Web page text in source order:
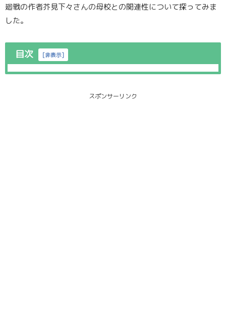
廻戦の作者芥見下々さんの母校との関連性について探ってみま
した。
目次 [非表示]
スポンサーリンク